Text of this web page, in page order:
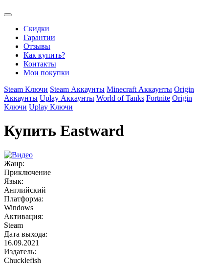
Скидки
Гарантии
Отзывы
Как купить?
Контакты
Мои покупки
Steam Ключи Steam Аккаунты Minecraft Аккаунты Origin
Аккаунты Uplay Аккаунты World of Tanks Fortnite Origin
Ключи Uplay Ключи
Купить Eastward
Жанр:
Приключение
Язык:
Английский
Платформа:
Windows
Активация:
Steam
Дата выхода:
16.09.2021
Издатель:
Chucklefish